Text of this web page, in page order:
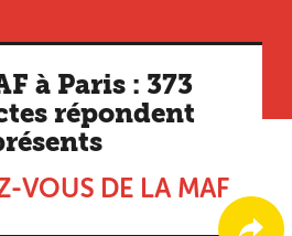
à Paris : 373
répondent
VOUS DE LA MAF